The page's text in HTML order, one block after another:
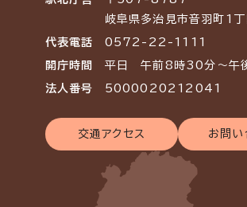
岐阜県多治見市音羽町1
代表電話 0572-22-1111
開庁時間 平日 午前8時30分～午
法人番号 5000020212041
交通アクセス お問い